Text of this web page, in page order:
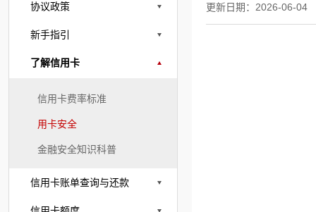
协议政策
新手指引
了解信用卡
信用卡费率标准
用卡安全
金融安全知识科普
信用卡账单查询与还款
更新日期：2026-06-04